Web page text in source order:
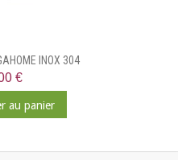
INOX 304
€
au panier